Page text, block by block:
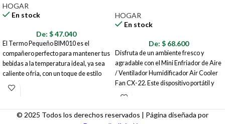
HOGAR
En stock
De: $47.040
El Termo Pequeño BIM010 es el
compañero perfecto para mantener tus
bebidas a la temperatura ideal, ya sea
caliente o fría, con un toque de estilo
adorable. Con un diseño compacto y un
escuela, la oficina, de paseo o a donde
HOGAR
En stock
De: $ 68.600
Disfruta de un ambiente fresco y
agradable con el Mini Enfriador de Aire
/ Ventilador Humidificador Air Cooler
Fan CX-22. Este dispositivo portátil y
compacto es ideal para crear una brisa
personal, ya sea en casa, en la oficina o
© 2025 Todos los derechos reservados | Página diseñada por